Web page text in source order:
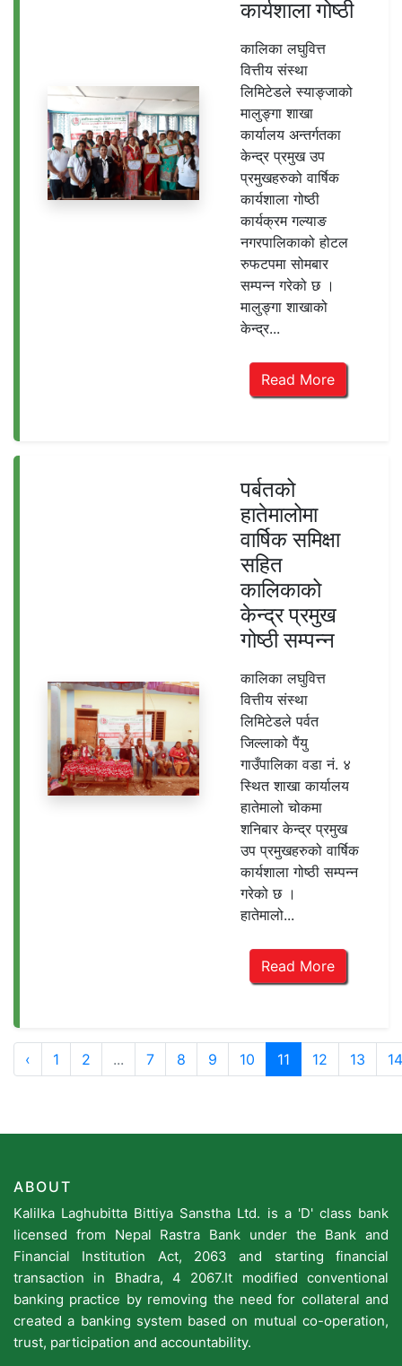
कार्यशाला गोष्ठी
कालिका लघुवित्त
वित्तीय संस्था
लिमिटेडले स्याङ्जाको
मालुङ्गा शाखा
कार्यालय अन्तर्गतका
केन्द्र प्रमुख उप
प्रमुखहरुको वार्षिक
कार्यशाला गोष्ठी
कार्यक्रम गल्याङ
नगरपालिकाको होटल
रुफटपमा सोमबार
सम्पन्न गरेको छ ।
मालुङ्गा शाखाको
केन्द्र...
Read More
पर्बतको
हातेमालोमा
वार्षिक समिक्षा
सहित
कालिकाको
केन्द्र प्रमुख
गोष्ठी सम्पन्न
कालिका लघुवित्त
वित्तीय संस्था
लिमिटेडले पर्वत
जिल्लाको पैंयु
गाउँपालिका वडा नं. ४
स्थित शाखा कार्यालय
हातेमालो चोकमा
शनिबार केन्द्र प्रमुख
उप प्रमुखहरुको वार्षिक
कार्यशाला गोष्ठी सम्पन्न
गरेको छ ।
हातेमालो...
Read More
‹ 1 2 ... 7 8 9 10 11 12 13 14
ABOUT
Kalilka Laghubitta Bittiya Sanstha Ltd. is a 'D' class bank
licensed from Nepal Rastra Bank under the Bank and
Financial Institution Act, 2063 and starting financial
transaction in Bhadra, 4 2067.It modified conventional
banking practice by removing the need for collateral and
created a banking system based on mutual co-operation,
trust, participation and accountability.